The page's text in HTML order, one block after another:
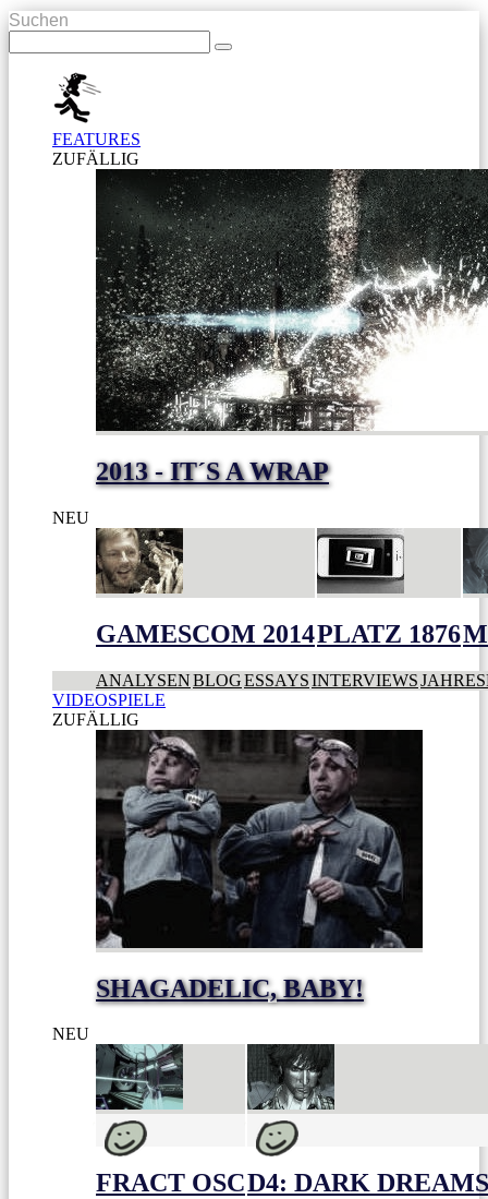
Suchen
FEATURES
ZUFÄLLIG
2013 - IT´S A WRAP
NEU
GAMESCOM 2014PLATZ 1876
ANALYSENBLOGESSAYSINTERVIEWS
VIDEOSPIELE
ZUFÄLLIG
SHAGADELIC, BABY!
NEU
FRACT OSCD4: DARK